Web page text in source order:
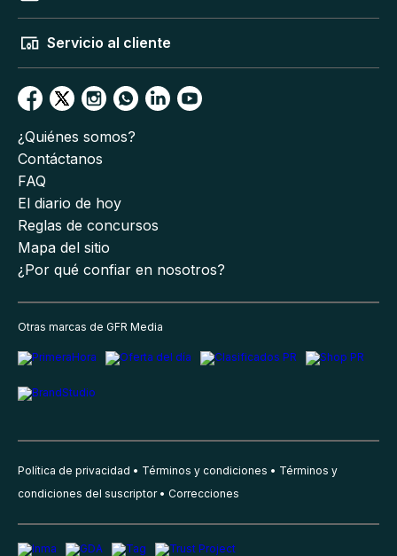
Servicio al cliente
¿Quiénes somos?
Contáctanos
FAQ
El diario de hoy
Reglas de concursos
Mapa del sitio
¿Por qué confiar en nosotros?
Otras marcas de GFR Media
Política de privacidad Términos y condiciones
Términos y
condiciones del suscriptor
Correcciones